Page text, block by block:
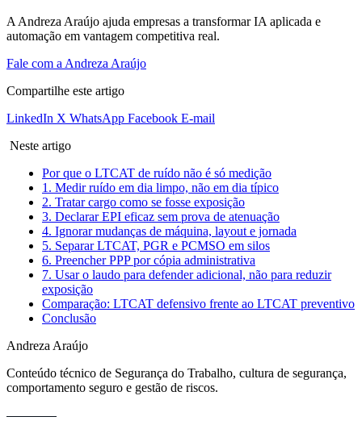
A Andreza Araújo ajuda empresas a transformar IA aplicada e
automação em vantagem competitiva real.
Fale com a Andreza Araújo
Compartilhe este artigo
LinkedIn X WhatsApp Facebook E-mail
Neste artigo
Por que o LTCAT de ruído não é só medição
1. Medir ruído em dia limpo, não em dia típico
2. Tratar cargo como se fosse exposição
3. Declarar EPI eficaz sem prova de atenuação
4. Ignorar mudanças de máquina, layout e jornada
5. Separar LTCAT, PGR e PCMSO em silos
6. Preencher PPP por cópia administrativa
7. Usar o laudo para defender adicional, não para reduzir
exposição
Comparação: LTCAT defensivo frente ao LTCAT preventivo
Conclusão
Andreza Araújo
Conteúdo técnico de Segurança do Trabalho, cultura de segurança,
comportamento seguro e gestão de riscos.